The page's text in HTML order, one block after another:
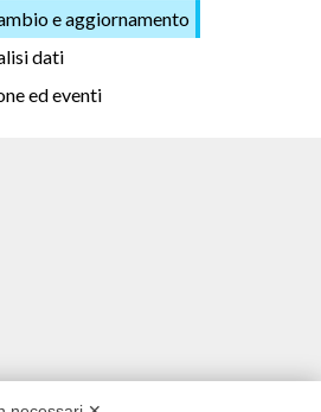
e aggiornamento
dati
ed eventi